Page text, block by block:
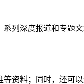
列深度报道和专题
资料；同时，还可以